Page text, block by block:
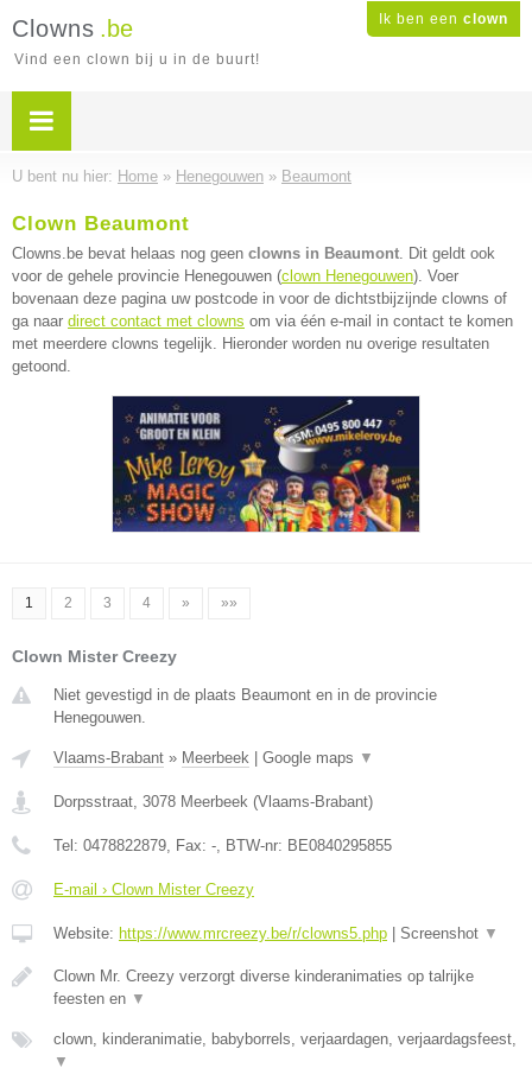
Ik ben een clown
Clowns .be
Vind een clown bij u in de buurt!
U bent nu hier: Home » Henegouwen » Beaumont
Clown Beaumont
Clowns.be bevat helaas nog geen clowns in Beaumont. Dit geldt ook
voor de gehele provincie Henegouwen (clown Henegouwen). Voer
bovenaan deze pagina uw postcode in voor de dichtstbijzijnde clowns of
ga naar direct contact met clowns om via één e-mail in contact te komen
met meerdere clowns tegelijk. Hieronder worden nu overige resultaten
getoond.
1 2 3 4 » »»
Clown Mister Creezy
Niet gevestigd in de plaats Beaumont en in de provincie
Henegouwen.
Vlaams-Brabant » Meerbeek Google maps ▼
Dorpsstraat, 3078 Meerbeek (Vlaams-Brabant)
Tel: 0478822879, Fax: -, BTW-nr: BE0840295855
E-mail › Clown Mister Creezy
Website: https://www.mrcreezy.be/r/clowns5.php Screenshot ▼
Clown Mr. Creezy verzorgt diverse kinderanimaties op talrijke
feesten en ▼
clown, kinderanimatie, babyborrels, verjaardagen, verjaardagsfeest,
▼